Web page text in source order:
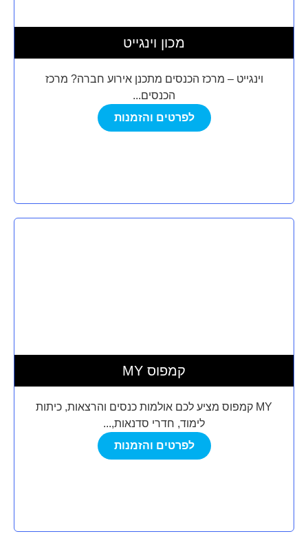
מכון וינגייט
וינגייט – מרכז הכנסים מתכנן אירוע חברה? מרכז
הכנסים...
לפרטים והזמנות
MY קמפוס
MY קמפוס מציע לכם אולמות כנסים והרצאות, כיתות
לימוד, חדרי סדנאות,...
לפרטים והזמנות